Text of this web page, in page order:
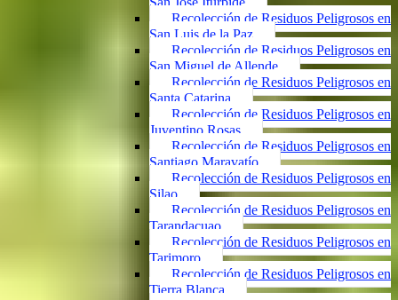
Recolección de Residuos Peligrosos en
San Luis de la Paz
Recolección de Residuos Peligrosos en
San Miguel de Allende
Recolección de Residuos Peligrosos en
Santa Catarina
Recolección de Residuos Peligrosos en
Juventino Rosas
Recolección de Residuos Peligrosos en
Santiago Maravatío
Recolección de Residuos Peligrosos en
Silao
Recolección de Residuos Peligrosos en
Tarandacuao
Recolección de Residuos Peligrosos en
Tarimoro
Recolección de Residuos Peligrosos en
Tierra Blanca